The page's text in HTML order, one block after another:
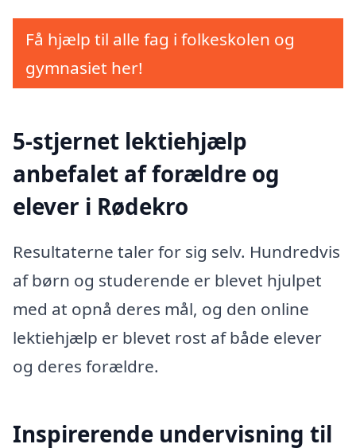
Få hjælp til alle fag i folkeskolen og
gymnasiet her!
5-stjernet lektiehjælp
anbefalet af forældre og
elever i Rødekro
Resultaterne taler for sig selv. Hundredvis
af børn og studerende er blevet hjulpet
med at opnå deres mål, og den online
lektiehjælp er blevet rost af både elever
og deres forældre.
Inspirerende undervisning til